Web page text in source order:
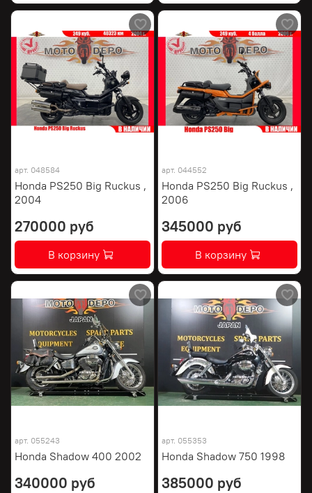
арт. 048584
Honda PS250 Big Ruckus ,
2004
270000 руб
В корзину
арт. 044552
Honda PS250 Big Ruckus ,
2006
345000 руб
В корзину
арт. 055243
Honda Shadow 400 2002
340000 руб
арт. 055353
Honda Shadow 750 1998
385000 руб